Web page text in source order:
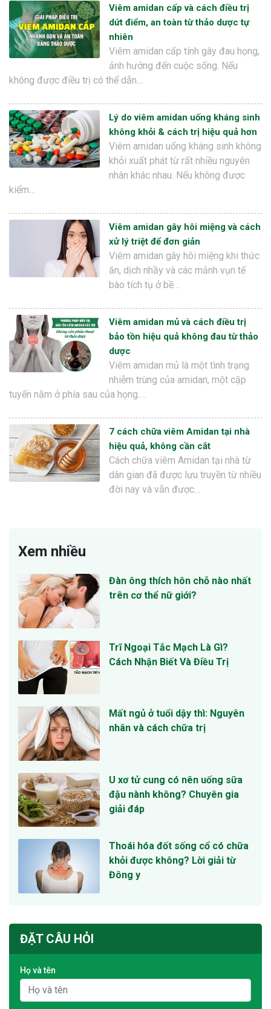
Viêm amidan cấp và cách điều trị
dứt điểm, an toàn từ thảo dược tự
nhiên
Viêm amidan cấp tính gây đau họng,
ảnh hưởng đến cuộc sống. Nếu
không được điều trị có thể dẫn…
Lý do viêm amidan uống kháng sinh
không khỏi & cách trị hiệu quả hơn
Viêm amidan uống kháng sinh không
khỏi xuất phát từ rất nhiều nguyên
nhân khác nhau. Nếu không được
kiểm…
Viêm amidan gây hôi miệng và cách
xử lý triệt để đơn giản
Viêm amidan gây hôi miệng khi thức
ăn, dịch nhầy và các mảnh vụn tế
bào tích tụ ở bề…
Viêm amidan mủ và cách điều trị
bảo tồn hiệu quả không đau từ thảo
dược
Viêm amidan mủ là một tình trạng
nhiễm trùng của amidan, một cặp
tuyến nằm ở phía sau của họng.…
7 cách chữa viêm Amidan tại nhà
hiệu quả, không cần cắt
Cách chữa viêm Amidan tại nhà từ
dân gian đã được lưu truyền từ nhiều
đời nay và vẫn được…
Xem nhiều
Đàn ông thích hôn chỗ nào nhất
trên cơ thể nữ giới?
Trĩ Ngoại Tắc Mạch Là Gì?
Cách Nhận Biết Và Điều Trị
Mất ngủ ở tuổi dậy thì: Nguyên
nhân và cách chữa trị
U xơ tử cung có nên uống sữa
đậu nành không? Chuyên gia
giải đáp
Thoái hóa đốt sống cổ có chữa
khỏi được không? Lời giải từ
Đông y
ĐẶT CÂU HỎI
Họ và tên